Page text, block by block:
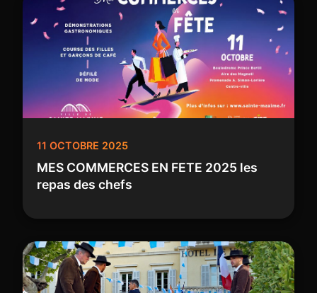
11 OCTOBRE 2025
MES COMMERCES EN FETE 2025 les
repas des chefs